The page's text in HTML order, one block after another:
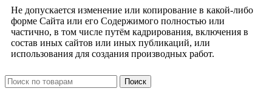
Не допускается изменение или копирование в какой-либо
форме Сайта или его Содержимого полностью или
частично, в том числе путём кадрирования, включения в
состав иных сайтов или иных публикаций, или
использования для создания производных работ.
Поиск